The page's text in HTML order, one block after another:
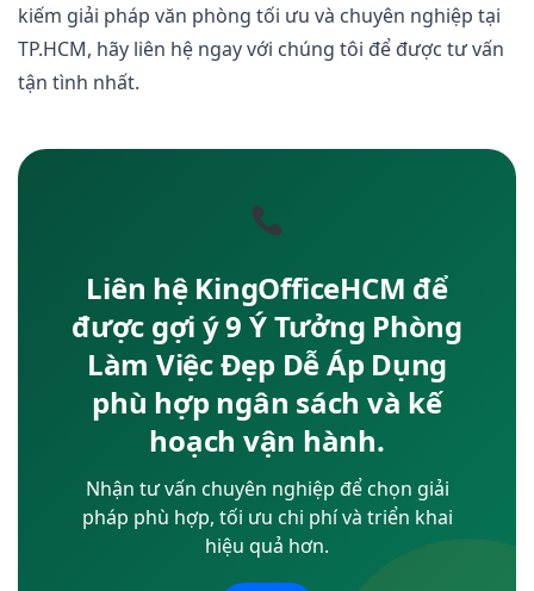
kiếm giải pháp văn phòng tối ưu và chuyên nghiệp tại
TP.HCM, hãy liên hệ ngay với chúng tôi để được tư vấn
tận tình nhất.
Liên hệ KingOfficeHCM để
được gợi ý 9 Ý Tưởng Phòng
Làm Việc Đẹp Dễ Áp Dụng
phù hợp ngân sách và kế
hoạch vận hành.
Nhận tư vấn chuyên nghiệp để chọn giải
pháp phù hợp, tối ưu chi phí và triển khai
hiệu quả hơn.